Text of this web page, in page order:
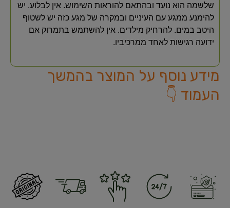
שלשמה הוא נועד ובהתאם להוראות השימוש. אין לבלוע. יש
להימנע ממגע עם העיניים ובמקרה של מגע כזה יש לשטוף
היטב במים. להרחיק מילדים. אין להשתמש בתמרוק אם
ידועה רגישות לאחד ממרכיביו.
מידע נוסף על המוצר בהמשך
העמוד 👇